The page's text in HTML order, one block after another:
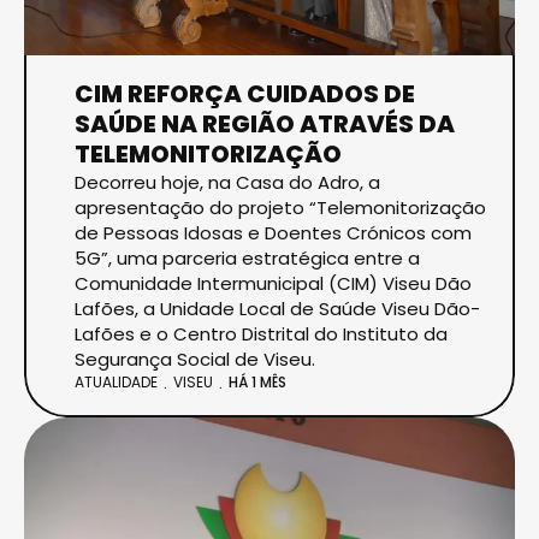
CIM REFORÇA CUIDADOS DE
SAÚDE NA REGIÃO ATRAVÉS DA
TELEMONITORIZAÇÃO
Decorreu hoje, na Casa do Adro, a
apresentação do projeto “Telemonitorização
de Pessoas Idosas e Doentes Crónicos com
5G”, uma parceria estratégica entre a
Comunidade Intermuni­cipal (CIM) Viseu Dão
Lafões, a Unidade Local de Saúde Viseu Dão-
Lafões e o Centro Distrital do Instituto da
Segurança Social de Viseu.
ATUALIDADE VISEU HÁ 1 MÊS